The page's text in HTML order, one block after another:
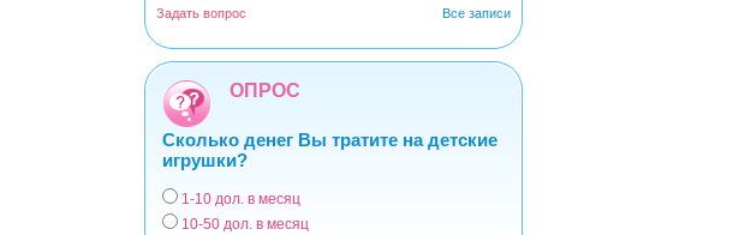
Все записи
Задать вопрос
ОПРОС
Сколько денег Вы тратите на детские
игрушки?
Варианты
1-10 дол. в месяц
10-50 дол. в месяц